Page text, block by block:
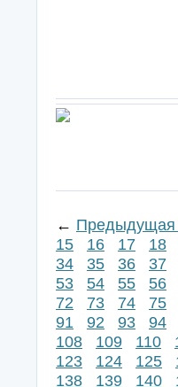
← Предыдущая
15
16 17
18
34
35 36
37
53
54 55
56
72
73 74
75
91
92 93
94
108
109 110
123
124 125
138
139 140